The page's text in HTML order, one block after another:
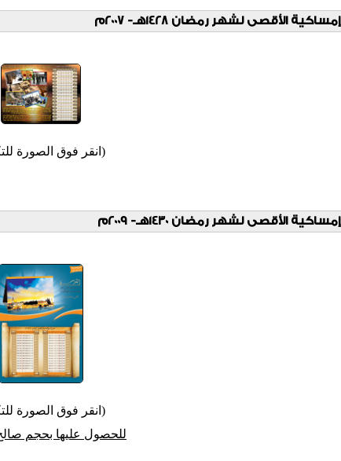
إمساكية الأقصى لشهر رمضان 1428هـ- 2007م
(انقر فوق الصورة
إمساكية الأقصى لشهر رمضان 1430هـ- 2009م
(انقر فوق الصورة
للحصول عليها بحجم